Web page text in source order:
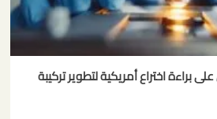
براءة اختراع أمريكية لتطوير تركيبة